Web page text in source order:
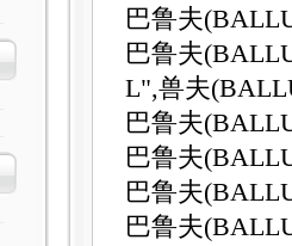
巴鲁夫
巴鲁夫
L",兽夫
巴鲁夫
巴鲁夫
巴鲁夫
巴鲁夫